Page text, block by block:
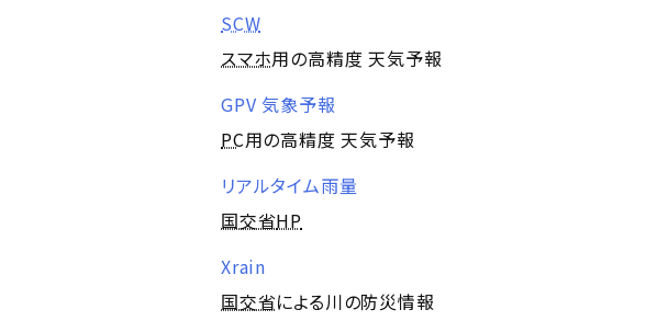
SCW
スマホ用の高精度 天気予報
GPV 気象予報
PC用の高精度 天気予報
リアルタイム雨量
国交省HP
Xrain
国交省による川の防災情報